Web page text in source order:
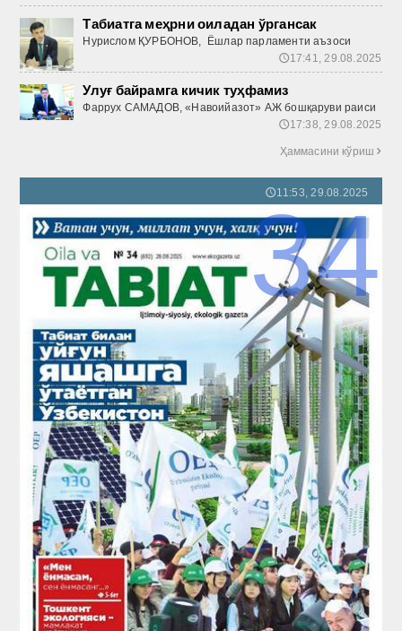
Табиатга меҳрни оиладан ўргансак
Нурислом ҚУРБОНОВ, Ёшлар парламенти аъзоси
🕔17:41, 29.08.2025
Улуғ байрамга кичик туҳфамиз
Фаррух САМАДОВ, «Навоийазот» АЖ бошқаруви раиси
🕔17:38, 29.08.2025
Ҳаммасини кўриш
🕔11:53, 29.08.2025
34